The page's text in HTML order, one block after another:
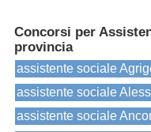
Concorsi per
provincia
assistente sociale
assistente sociale
assistente sociale